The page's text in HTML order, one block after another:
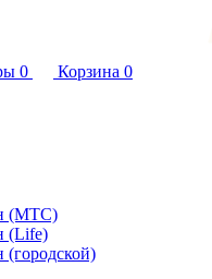
0 Корзина 0
(МТС)
(Life)
(городской)